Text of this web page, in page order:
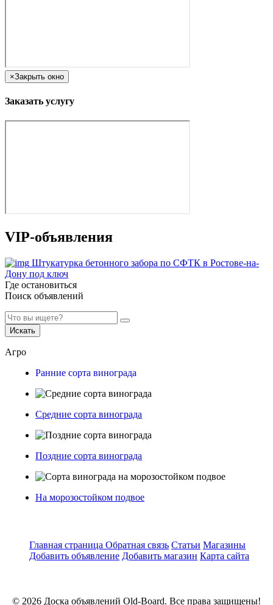
×Закрыть окно
Заказать услугу
VIP-объявления
Штукатурка бетонного забора по СФТК в Ростове-на-
Дону под ключ
Где остановиться
Поиск объявлений
Искать
Агро
Ранние сорта винограда
Средние сорта винограда
Поздние сорта винограда
На морозостойком подвое
Главная страница Обратная связь Статьи Магазины
Добавить объявление Добавить магазин Карта сайта
© 2026 Доска объявлений Old-Board. Все права защищены!